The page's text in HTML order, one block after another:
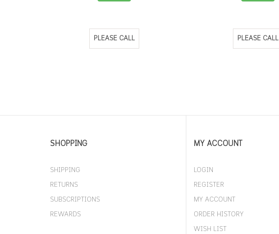
PLEASE CALL PLEASE CALL
SHOPPING
SHIPPING
RETURNS
SUBSCRIPTIONS
REWARDS
MY ACCOUNT
LOGIN
REGISTER
MY ACCOUNT
ORDER HISTORY
WISH LIST